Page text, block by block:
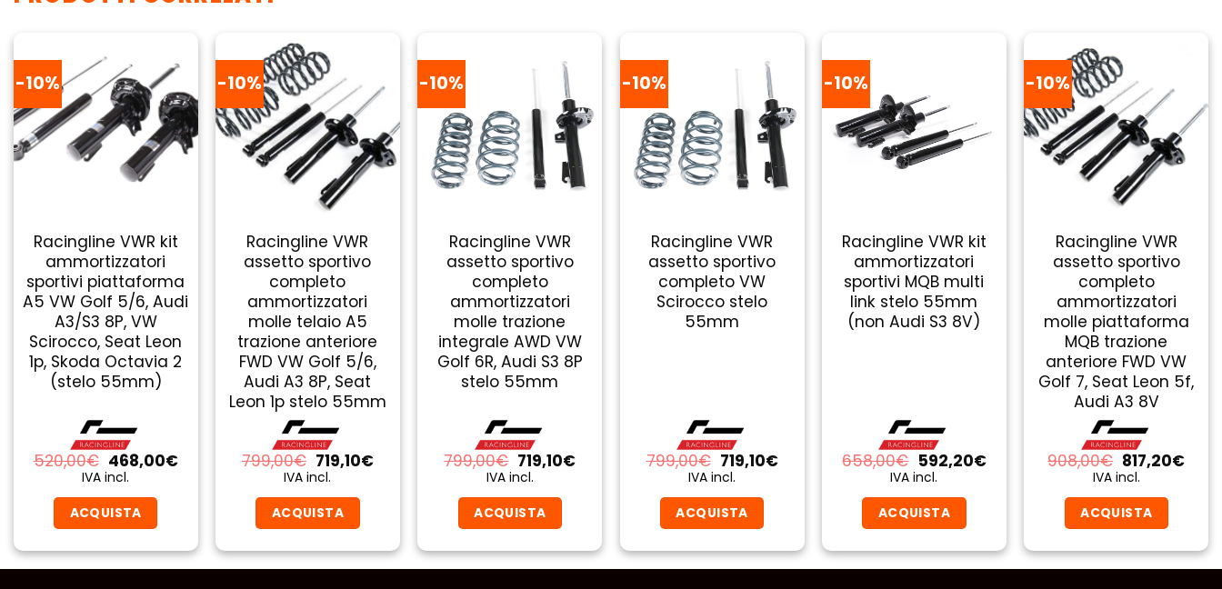
-10%
Racingline VWR kit
ammortizzatori
sportivi piattaforma
A5 VW Golf 5/6, Audi
A3/S3 8P, VW
Scirocco, Seat Leon
1p, Skoda Octavia 2
(stelo 55mm)
520,00€ Il
prezzo
era:
520,00€.
468,00€Il
IVA incl.
ACQUISTA
-10%
Racingline VWR
assetto sportivo
completo
ammortizzatori
molle telaio A5
trazione anteriore
FWD VW Golf 5/6,
Audi A3 8P, Seat
Leon 1p stelo 55mm
799,00€ Il
prezzo
era:
799,00€.
719,10€Il
IVA incl.
ACQUISTA
-10%
Racingline VWR
assetto sportivo
completo
ammortizzatori
molle trazione
integrale AWD VW
Golf 6R, Audi S3 8P
stelo 55mm
799,00€ Il
prezzo
era:
799,00€.
719,10€Il
IVA incl.
ACQUISTA
-10%
Racingline VWR
assetto sportivo
completo VW
Scirocco stelo
55mm
799,00€ Il
prezzo
era:
799,00€.
719,10€Il
IVA incl.
ACQUISTA
-10%
Racingline VWR kit
ammortizzatori
sportivi MQB multi
link stelo 55mm
(non Audi S3 8V)
658,00€ Il
prezzo
era:
658,00€.
592,20€Il
IVA incl.
ACQUISTA
-10%
Racingline VWR
assetto sportivo
completo
ammortizzatori
molle piattaforma
MQB trazione
anteriore FWD VW
Golf 7, Seat Leon 5f,
Audi A3 8V
908,00€ Il
prezzo
era:
908,00€.
817,20€Il
IVA incl.
ACQUISTA